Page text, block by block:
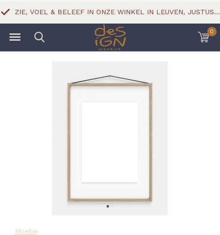
0
ZIE, VOEL & BELEEF IN ONZE WINKEL IN LEUVEN, JUSTUS LIPSIUSSTRAAT 18
Moebe